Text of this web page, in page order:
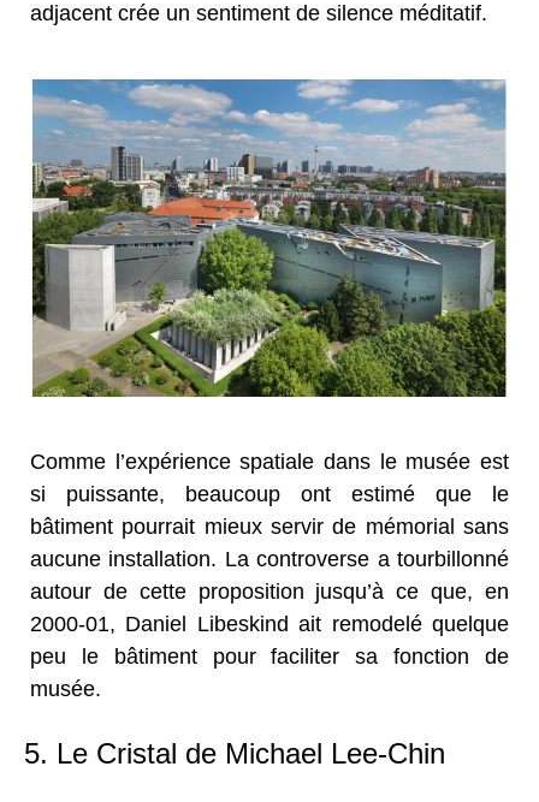
adjacent crée un sentiment de silence méditatif.
Comme l’expérience spatiale dans le musée est
si puissante, beaucoup ont estimé que le
bâtiment pourrait mieux servir de mémorial sans
aucune installation. La controverse a tourbillonné
autour de cette proposition jusqu’à ce que, en
2000-01, Daniel Libeskind ait remodelé quelque
peu le bâtiment pour faciliter sa fonction de
musée.
5. Le Cristal de Michael Lee-Chin